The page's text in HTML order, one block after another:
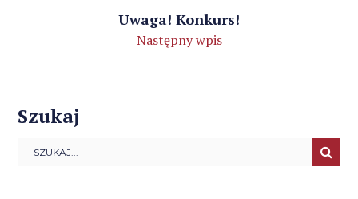
Uwaga! Konkurs!
Następny wpis
Szukaj